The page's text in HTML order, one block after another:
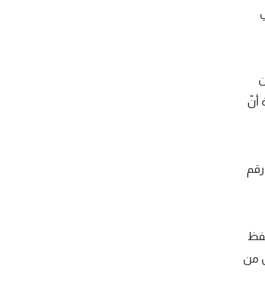
أنّ
مظلوم رقم
من